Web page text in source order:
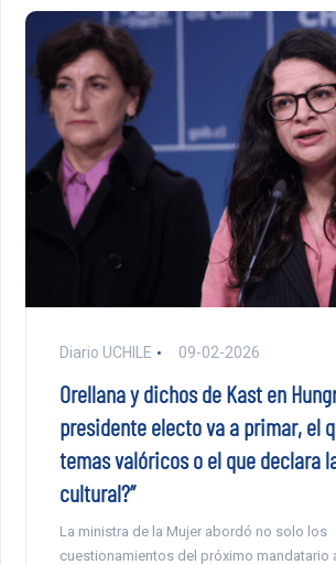
Diario UCHILE 09-02-2026
Orellana y dichos de Kast en
presidente electo va a primar, el
temas valóricos o el que declara
cultural?”
La ministra de la Mujer abordó no solo los
cuestionamientos del próximo mandatario